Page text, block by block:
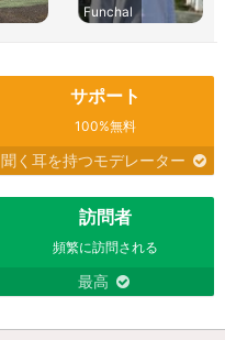
Funchal
サポート
100%無料
聞く耳を持つモデレーター
訪問者
頻繁に訪問される
最高